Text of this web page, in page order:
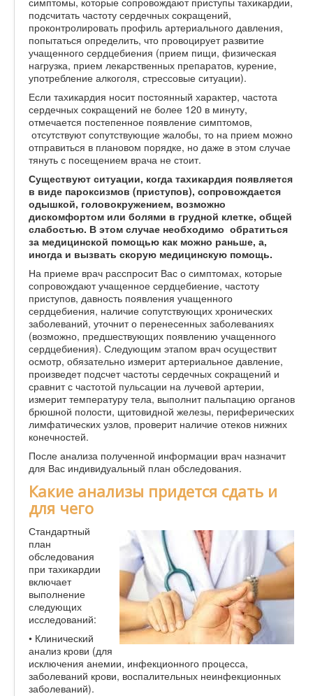
подсчитать частоту сердечных сокращений,
проконтролировать профиль артериального давления,
попытаться определить, что провоцирует развитие
учащенного сердцебиения (прием пищи, физическая
нагрузка, прием лекарственных препаратов, курение,
употребление алкоголя, стрессовые ситуации).
Если тахикардия носит постоянный характер, частота
сердечных сокращений не более 120 в минуту,
отмечается постепенное появление симптомов,
отсутствуют сопутствующие жалобы, то на прием можно
отправиться в плановом порядке, но даже в этом случае
тянуть с посещением врача не стоит.
Существуют ситуации, когда тахикардия появляется
в виде пароксизмов (приступов), сопровождается
одышкой, головокружением, возможно
дискомфортом или болями в грудной клетке, общей
слабостью. В этом случае необходимо обратиться
за медицинской помощью как можно раньше, а,
иногда и вызвать скорую медицинскую помощь.
На приеме врач расспросит Вас о симптомах, которые
сопровождают учащенное сердцебиение, частоту
приступов, давность появления учащенного
сердцебиения, наличие сопутствующих хронических
заболеваний, уточнит о перенесенных заболеваниях
(возможно, предшествующих появлению учащенного
сердцебиения). Следующим этапом врач осуществит
осмотр, обязательно измерит артериальное давление,
произведет подсчет частоты сердечных сокращений и
сравнит с частотой пульсации на лучевой артерии,
измерит температуру тела, выполнит пальпацию органов
брюшной полости, щитовидной железы, периферических
лимфатических узлов, проверит наличие отеков нижних
конечностей.
После анализа полученной информации врач назначит
для Вас индивидуальный план обследования.
Какие анализы придется сдать и
для чего
Стандартный
план
обследования
при тахикардии
включает
выполнение
следующих
исследований:
• Клинический
анализ крови (для
исключения анемии, инфекционного процесса,
заболеваний крови, воспалительных неинфекционных
заболеваний).